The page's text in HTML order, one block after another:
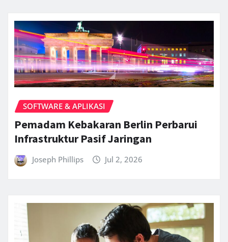
SOFTWARE & APLIKASI
Pemadam Kebakaran Berlin Perbarui
Infrastruktur Pasif Jaringan
Joseph Phillips Jul 2, 2026